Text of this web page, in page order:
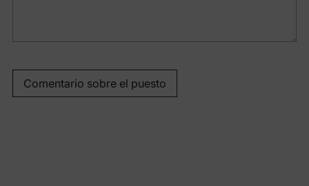
Comentario sobre el puesto